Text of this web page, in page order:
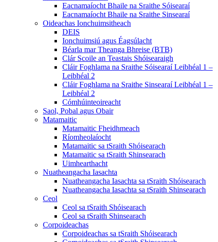
Eacnamaíocht Bhaile na Sraithe Sóisearaí
Eacnamaíocht Bhaile na Sraithe Sinsearaí
Oideachas Ionchuimsitheach
DEIS
Ionchuimsiú agus Éagsúlacht
Béarla mar Theanga Bhreise (BTB)
Clár Scoile an Teastais Shóisearaigh
Cláir Foghlama na Sraithe Sóisearaí Leibhéal 1 –
Leibhéal 2
Cláir Foghlama na Sraithe Sinsearaí Leibhéal 1 –
Leibhéal 2
Cómhúinteoireacht
Saol, Pobal agus Obair
Matamaitic
Matamaitic Fheidhmeach
Ríomheolaíocht
Matamaitic sa tSraith Shóisearach
Matamaitic sa tSraith Shinsearach
Uimhearthacht
Nuatheangacha Iasachta
Nuatheangacha Iasachta sa tSraith Shóisearach
Nuatheangacha Iasachta sa tSraith Shinsearach
Ceol
Ceol sa tSraith Shóisearach
Ceol sa tSraith Shinsearach
Corpoideachas
Corpoideachas sa tSraith Shóisearach